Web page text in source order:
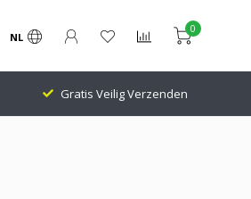
NL
0
Gratis Veilig Verzenden